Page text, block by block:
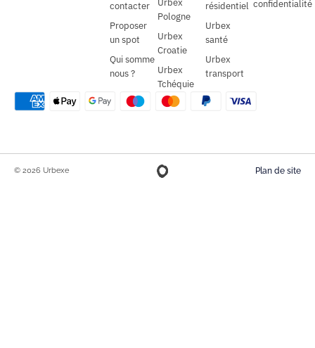
contacter
Proposer
un spot
Qui somme
nous ?
Pologne
Urbex
Croatie
Urbex
Tchéquie
résidentiel
Urbex
santé
Urbex
transport
confidentialité
© 2026 Urbexe Plan de site